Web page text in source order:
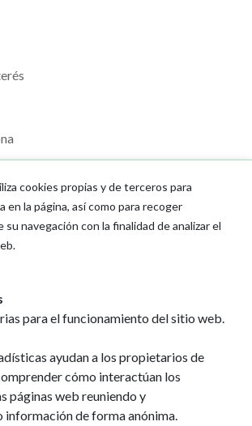
cookies propias y de terceros para
en la página, así como para recoger
navegación con la finalidad de analizar el
para el funcionamiento del sitio web.
ayudan a los propietarios de
cómo interactúan los
páginas web reuniendo y
de forma anónima.